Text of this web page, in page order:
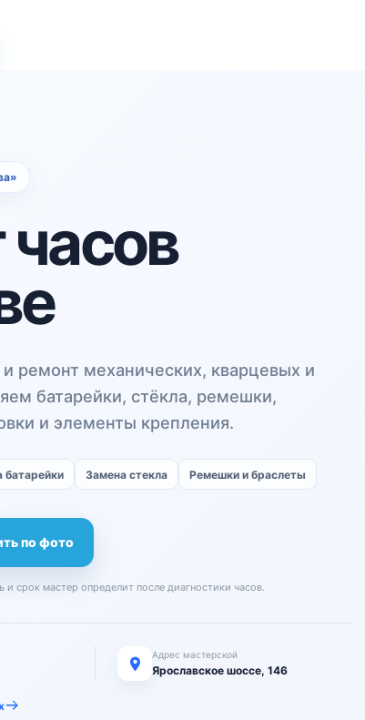
ремонт механических, кварцевых и
батарейки, стёкла, ремешки,
и элементы крепления.
батарейки Замена стекла Ремешки и браслеты
по фото
срок мастер определит после диагностики часов.
Адрес мастерской
Ярославское шоссе, 146